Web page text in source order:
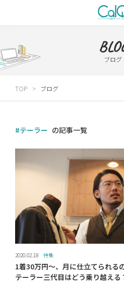
ブログ
TOP ブログ
#テーラー の記事一覧
2020.02.18 特集
1着30万円～、月に仕立てられ
テーラー三代目はどう乗り越える